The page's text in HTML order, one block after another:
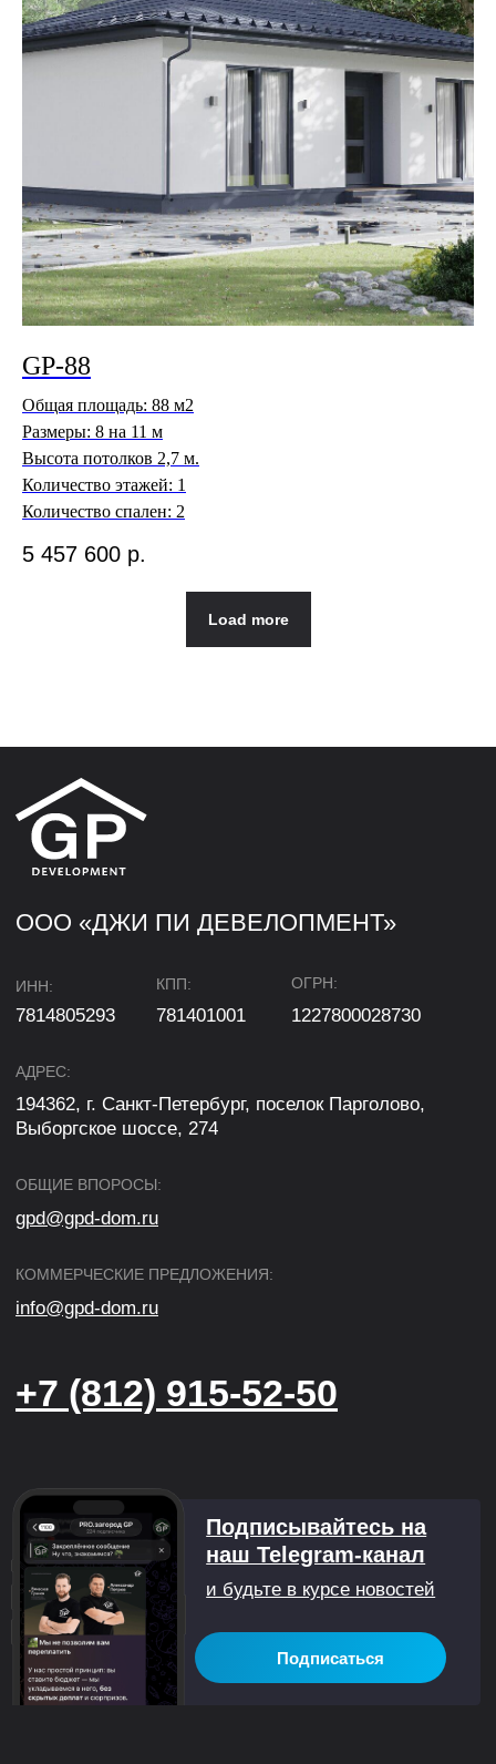
GP-88
Общая площадь: 88 м2
Размеры: 8 на 11 м
Высота потолков 2,7 м.
Количество этажей: 1
Количество спален: 2
5 457 600 р.
Load more